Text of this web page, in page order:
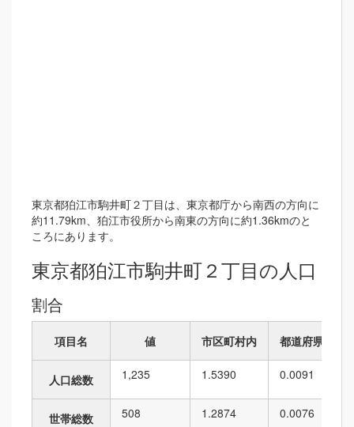
東京都狛江市駒井町２丁目は、東京都庁から南西の方向に
約11.79km、狛江市役所から南東の方向に約1.36kmのと
ころにあります。
東京都狛江市駒井町２丁目の人口
割合
項目名 値 市区町村内 都道府県内
人口総数 1,235 1.5390 0.0091
世帯総数 508 1.2874 0.0076